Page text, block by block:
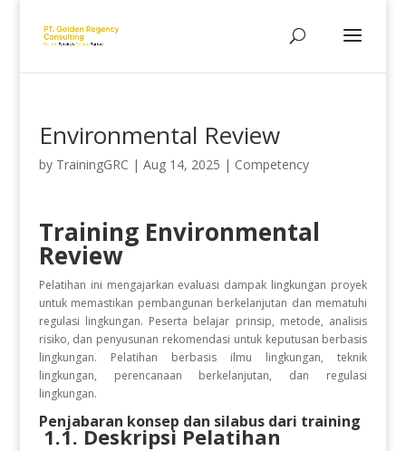
Environmental Review
by TrainingGRC | Aug 14, 2025 | Competency
Training Environmental
Review
Pelatihan ini mengajarkan evaluasi dampak lingkungan proyek
untuk memastikan pembangunan berkelanjutan dan mematuhi
regulasi lingkungan. Peserta belajar prinsip, metode, analisis
risiko, dan penyusunan rekomendasi untuk keputusan berbasis
lingkungan. Pelatihan berbasis ilmu lingkungan, teknik
lingkungan, perencanaan berkelanjutan, dan regulasi
lingkungan.
Penjabaran konsep dan silabus dari training
1.1. Deskripsi Pelatihan